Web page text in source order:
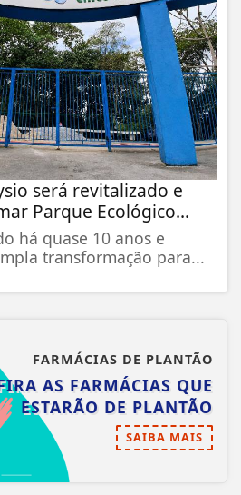
será revitalizado e
Parque Ecológico...
há quase 10 anos e
transformação para...
FARMÁCIAS DE PLANTÃO
AS FARMÁCIAS QUE
ESTARÃO DE PLANTÃO
SAIBA MAIS